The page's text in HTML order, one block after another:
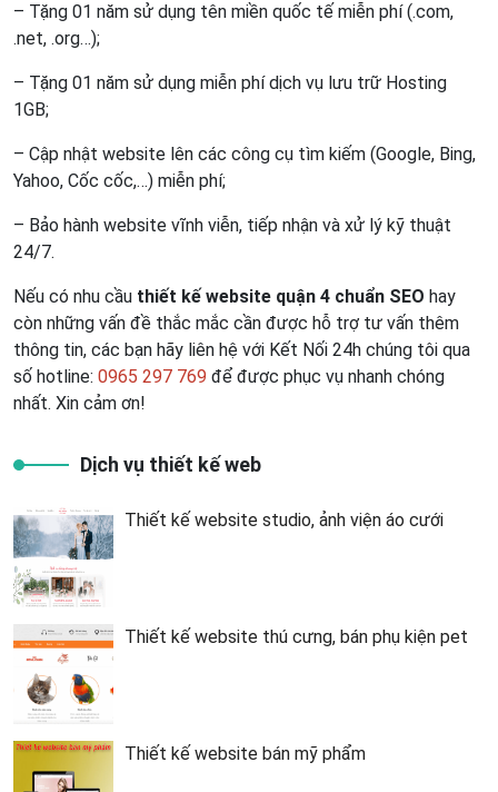
– Tặng 01 năm sử dụng tên miền quốc tế miễn phí (.com,
.net, .org…);
– Tặng 01 năm sử dụng miễn phí dịch vụ lưu trữ Hosting
1GB;
– Cập nhật website lên các công cụ tìm kiếm (Google, Bing,
Yahoo, Cốc cốc,…) miễn phí;
– Bảo hành website vĩnh viễn, tiếp nhận và xử lý kỹ thuật
24/7.
Nếu có nhu cầu thiết kế website quận 4 chuẩn SEO hay
còn những vấn đề thắc mắc cần được hỗ trợ tư vấn thêm
thông tin, các bạn hãy liên hệ với Kết Nối 24h chúng tôi qua
số hotline: 0965 297 769 để được phục vụ nhanh chóng
nhất. Xin cảm ơn!
Dịch vụ thiết kế web
Thiết kế website studio, ảnh viện áo cưới
Thiết kế website thú cưng, bán phụ kiện pet
Thiết kế website bán mỹ phẩm